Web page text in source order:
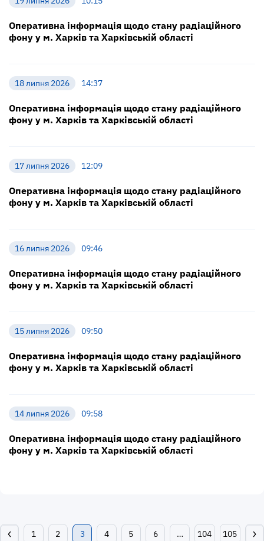
Оперативна інформація щодо стану радіаційного
фону у м. Харків та Харківській області
18 липня 2026 14:37
Оперативна інформація щодо стану радіаційного
фону у м. Харків та Харківській області
17 липня 2026 12:09
Оперативна інформація щодо стану радіаційного
фону у м. Харків та Харківській області
16 липня 2026 09:46
Оперативна інформація щодо стану радіаційного
фону у м. Харків та Харківській області
15 липня 2026 09:50
Оперативна інформація щодо стану радіаційного
фону у м. Харків та Харківській області
14 липня 2026 09:58
Оперативна інформація щодо стану радіаційного
фону у м. Харків та Харківській області
1 2 3 4 5 6 … 104 105